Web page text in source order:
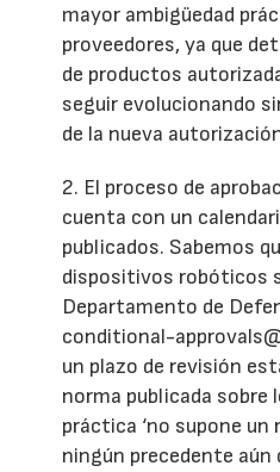
mayor ambigüedad
proveedores, ya que
de productos
seguir evolucionando
de la nueva
2. El proceso de
cuenta con un
publicados. Sabemos
dispositivos robóticos
Departamento de
conditional-
un plazo de revisión
norma publicada sobre
práctica ‘no supone un
ningún precedente aún